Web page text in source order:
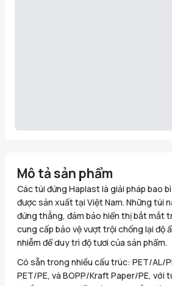
Mô tả sản phẩm
Các túi đứng Haplast là giải pháp bao
được sản xuất tại Việt Nam. Những túi
đứng thẳng, đảm bảo hiển thị bắt mắt
cung cấp bảo vệ vượt trội chống lại độ
nhiễm để duy trì độ tươi của sản phẩm.
Có sẵn trong nhiều cấu trúc: PET/AL/
PET/PE, và BOPP/Kraft Paper/PE, với